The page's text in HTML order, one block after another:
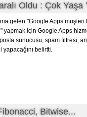
Oldu : Çok Yaşa
gelen "Google Apps müşteri
yapmak için Google Apps
sunucusu, spam filtresi,
belirtti.
Bitwise...